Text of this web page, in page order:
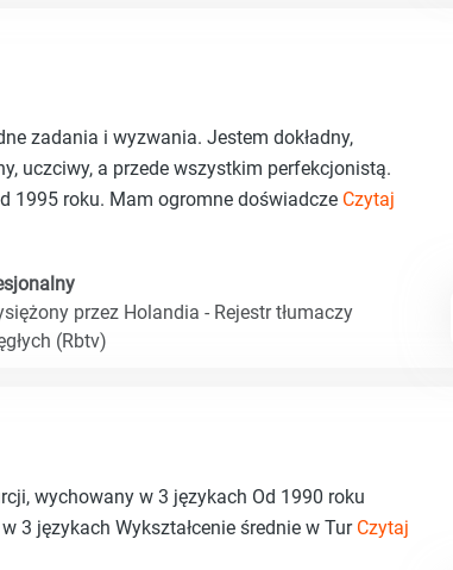
zadania i wyzwania. Jestem dokładny,
uczciwy, a przede wszystkim perfekcjonistą.
1995 roku. Mam ogromne doświadcze Czytaj
przez Holandia - Rejestr tłumaczy
(Rbtv)
wychowany w 3 językach Od 1990 roku
3 językach Wykształcenie średnie w Tur Czytaj